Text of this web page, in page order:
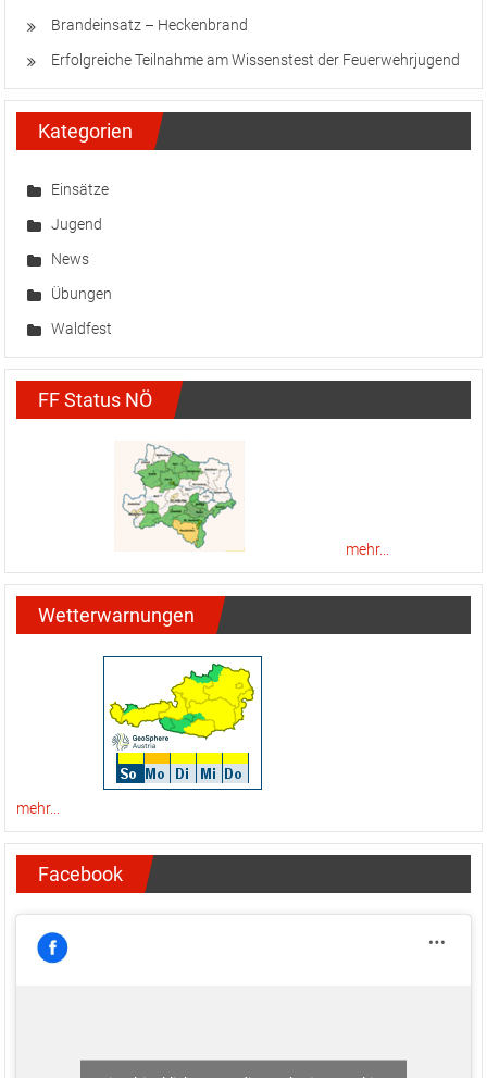
Brandeinsatz – Heckenbrand
Erfolgreiche Teilnahme am Wissenstest der Feuerwehrjugend
Kategorien
Einsätze
Jugend
News
Übungen
Waldfest
FF Status NÖ
mehr...
Wetterwarnungen
mehr...
Facebook